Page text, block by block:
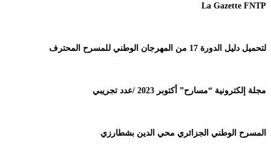
La Gazette FNTP
لتحميل دليل الدورة 17 من المهرجان الوطني للمسرح المحترف
مجلة إلكترونية “مسارح” أكتوبر 2023 /عدد تجريبي
المسرح الوطني الجزائري محي الدين بشطارزي